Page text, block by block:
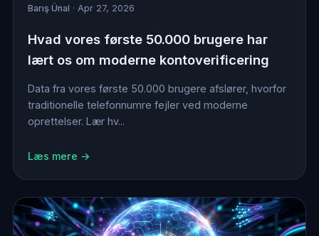
Barış Ünal · Apr 27, 2026
Hvad vores første 50.000 brugere har
lært os om moderne kontoverificering
Data fra vores første 50.000 brugere afslører, hvorfor
traditionelle telefonnumre fejler ved moderne
oprettelser. Lær hv...
Læs mere →